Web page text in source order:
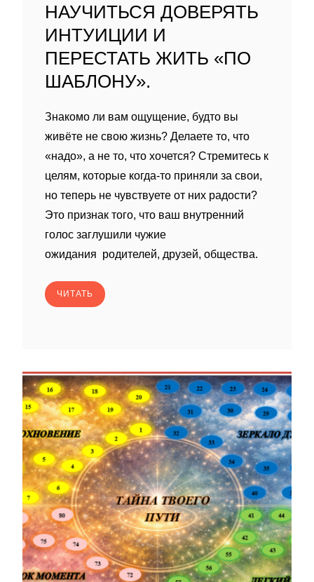
НАУЧИТЬСЯ ДОВЕРЯТЬ
ИНТУИЦИИ И
ПЕРЕСТАТЬ ЖИТЬ «ПО
ШАБЛОНУ».
Знакомо ли вам ощущение, будто вы
живёте не свою жизнь? Делаете то, что
«надо», а не то, что хочется? Стремитесь к
целям, которые когда‑то приняли за свои,
но теперь не чувствуете от них радости?
Это признак того, что ваш внутренний
голос заглушили чужие
ожидания родителей, друзей, общества.
ЧИТАТЬ